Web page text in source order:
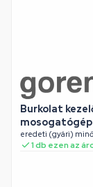
Burkolat
mosogatógép
eredeti (gyári)
1 db ezen az